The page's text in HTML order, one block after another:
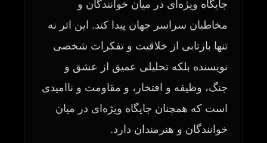
جایگاه ویژه‌ای در میان خوانندگان و
مخاطبان سراسر جهان پیدا کند. این اثر نه
تنها بازتابی از خلاقیت و تفکرات شخصی
نویسنده بلکه تحلیلی عمیق از عشق و
جنگ، وظیفه و افتخار، و مقاومت و ناامیدی
است که همچنان جایگاه ویژه‌ای در میان
خوانندگان و هنرمندان دارد.